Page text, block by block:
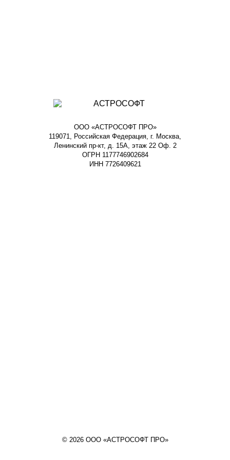
ООО «АСТРОСОФТ ПРО»
119071, Российская Федерация, г. Москва,
Ленинский пр-кт, д. 15А, этаж 22 Оф. 2
ОГРН 1177746902684
ИНН 7726409621
© 2026 ООО «АСТРОСОФТ ПРО»